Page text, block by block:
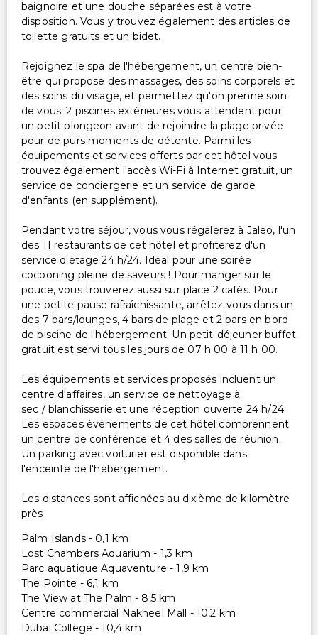
Distributeur automatique/Services bancaires
Salle de jeux/arcade
Portier/bagagiste
Espace de conférence
Transport
Pas de navette accessible
Navette aéroport (payante)
Accessibilité
Spa accessible en fauteuil roulant
Accessibilité dans la chambre (dans certaines
chambres)
Piscine accessible en fauteuil roulant
Réception avec bureau de concierge accessible en
fauteuil roulant
Restaurant sur place accessible en fauteuil roulant
Chemin accessible en fauteuil roulant
Services supplémentaires
Départ express
Service de baby-sitting ou de garde d'enfants
(supplément)
Soins/activités surveillés pour enfants (supplément)
Coffre-fort à la réception
Personnel multilingue
Service de blanchisserie
Service de limousine ou de voiture avec chauffeur
disponible
Enregistrement rapide
Service de blanchisserie/nettoyage à sec
baignoire et une douche séparées est à votre
disposition. Vous y trouvez également des articles de
toilette gratuits et un bidet.
Rejoignez le spa de l'hébergement, un centre bien-
être qui propose des massages, des soins corporels et
des soins du visage, et permettez qu'on prenne soin
de vous. 2 piscines extérieures vous attendent pour
un petit plongeon avant de rejoindre la plage privée
pour de purs moments de détente. Parmi les
équipements et services offerts par cet hôtel vous
trouvez également l'accès Wi-Fi à Internet gratuit, un
service de conciergerie et un service de garde
d'enfants (en supplément).
Pendant votre séjour, vous vous régalerez à Jaleo, l'un
des 11 restaurants de cet hôtel et profiterez d'un
service d'étage 24 h/24. Idéal pour une soirée
cocooning pleine de saveurs ! Pour manger sur le
pouce, vous trouverez aussi sur place 2 cafés. Pour
une petite pause rafraîchissante, arrêtez-vous dans un
des 7 bars/lounges, 4 bars de plage et 2 bars en bord
de piscine de l'hébergement. Un petit-déjeuner buffet
gratuit est servi tous les jours de 07 h 00 à 11 h 00.
Les équipements et services proposés incluent un
centre d'affaires, un service de nettoyage à
sec / blanchisserie et une réception ouverte 24 h/24.
Les espaces événements de cet hôtel comprennent
un centre de conférence et 4 des salles de réunion.
Un parking avec voiturier est disponible dans
l'enceinte de l'hébergement.
Les distances sont affichées au dixième de kilomètre
près
Palm Islands - 0,1 km
Lost Chambers Aquarium - 1,3 km
Parc aquatique Aquaventure - 1,9 km
The Pointe - 6,1 km
The View at The Palm - 8,5 km
Centre commercial Nakheel Mall - 10,2 km
Dubai College - 10,4 km